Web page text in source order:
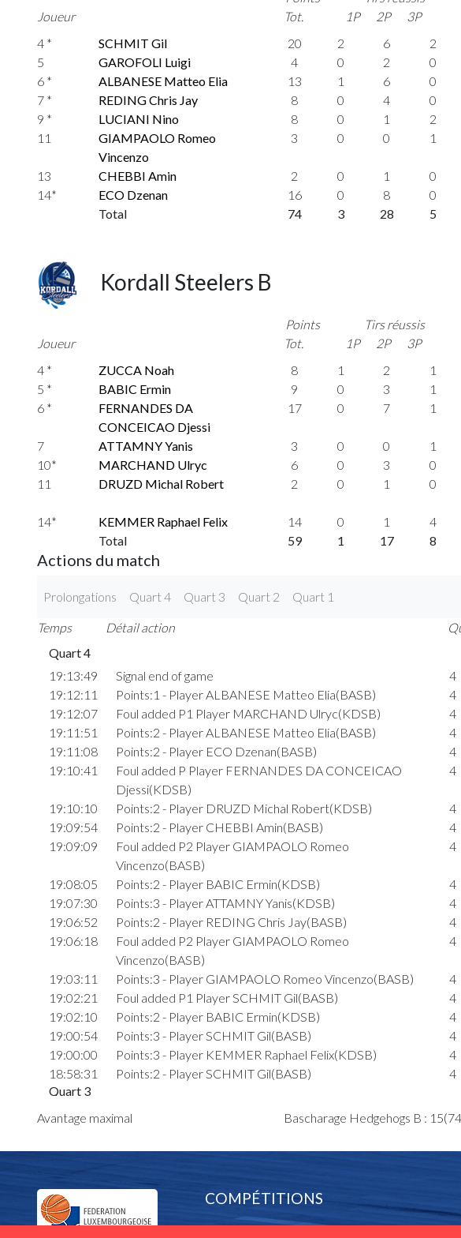
Joueur
Tot.
1P
2P 3P
4 *
SCHMIT Gil 20 2 6 2
5
GAROFOLI Luigi 4 0 2 0
6 *
ALBANESE Matteo Elia 13 1 6 0
7 *
REDING Chris Jay 8 0 4 0
9 *
LUCIANI Nino 8 0 1 2
11
GIAMPAOLO Romeo
Vincenzo
3 0 0 1
13
CHEBBI Amin 2 0 1 0
14*
ECO Dzenan 16 0 8 0
Total
74 3 28 5
Kordall Steelers B
Joueur
Points
Tot.
Tirs réussis
1P
2P 3P
4 *
ZUCCA Noah 8 1 2 1
5 *
BABIC Ermin 9 0 3 1
6 *
FERNANDES DA
CONCEICAO Djessi
17 0 7 1
7 ATTAMNY Yanis 3 0 0 1
10*
MARCHAND Ulryc 6 0 3 0
11
DRUZD Michal Robert 2 0 1 0
14*
KEMMER Raphael Felix 14 0 1 4
Total
59 1 17 8
Actions du match
Prolongations Quart 4 Quart 3 Quart 2 Quart 1
Temps Détail action
Quart 4
19:13:49
Signal end of game
4
19:12:11
Points:1 - Player ALBANESE Matteo Elia(BASB) 4
19:12:07
Foul added P1 Player MARCHAND Ulryc(KDSB)
4
19:11:51
Points:2 - Player ALBANESE Matteo Elia(BASB) 4
19:11:08
Points:2 - Player ECO Dzenan(BASB) 4
19:10:41
Foul added P Player FERNANDES DA CONCEICAO
Djessi(KDSB)
4
19:10:10 Points:2 - Player DRUZD Michal Robert(KDSB) 4
19:09:54
Points:2 - Player CHEBBI Amin(BASB) 4
19:09:09
Foul added P2 Player GIAMPAOLO Romeo
Vincenzo(BASB)
4
19:08:05 Points:2 - Player BABIC Ermin(KDSB) 4
19:07:30
Points:3 - Player ATTAMNY Yanis(KDSB) 4
19:06:52
Points:2 - Player REDING Chris Jay(BASB) 4
19:06:18
Foul added P2 Player GIAMPAOLO Romeo
Vincenzo(BASB)
4
19:03:11 Points:3 - Player GIAMPAOLO Romeo Vincenzo(BASB) 4
19:02:21
Foul added P1 Player SCHMIT Gil(BASB)
4
19:02:10
Points:2 - Player BABIC Ermin(KDSB) 4
19:00:54
Points:3 - Player SCHMIT Gil(BASB) 4
19:00:00
Points:3 - Player KEMMER Raphael Felix(KDSB) 4
18:58:31
Points:2 - Player SCHMIT Gil(BASB) 4
Quart 3
18:56:05
Points:3 - Player KEMMER Raphael Felix(KDSB) 3
Djessi(KDSB)
18:54:30 Points:2 - Player GAROFOLI Luigi(BASB)
18:53:52
Points:2 - Player SCHMIT Gil(BASB)
18:53:28
Foul added P Player GAROFOLI Luigi(BASB)
18:52:52
Points:2 - Player ECO Dzenan(BASB) 3
Avantage maximal Bascharage Hedgehogs B :
COMPÉTITIONS
Equipes nationales